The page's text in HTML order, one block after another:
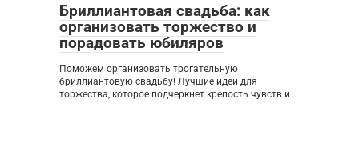
Бриллиантовая свадьба: как
организовать торжество и
порадовать юбиляров
Поможем организовать трогательную
бриллиантовую свадьбу! Лучшие идеи для
торжества, которое подчеркнет крепость чувств и